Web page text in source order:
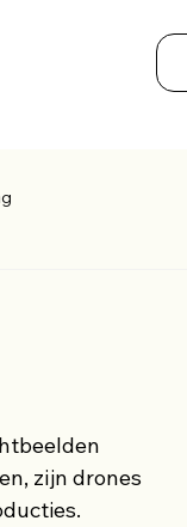
zijn drones